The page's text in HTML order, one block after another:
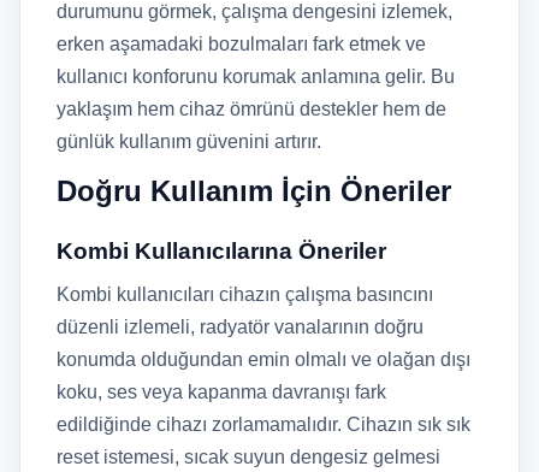
durumunu görmek, çalışma dengesini izlemek,
erken aşamadaki bozulmaları fark etmek ve
kullanıcı konforunu korumak anlamına gelir. Bu
yaklaşım hem cihaz ömrünü destekler hem de
günlük kullanım güvenini artırır.
Doğru Kullanım İçin Öneriler
Kombi Kullanıcılarına Öneriler
Kombi kullanıcıları cihazın çalışma basıncını
düzenli izlemeli, radyatör vanalarının doğru
konumda olduğundan emin olmalı ve olağan dışı
koku, ses veya kapanma davranışı fark
edildiğinde cihazı zorlamamalıdır. Cihazın sık sık
reset istemesi, sıcak suyun dengesiz gelmesi